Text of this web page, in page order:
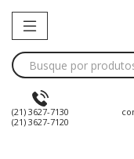
(21) 3627-7130
(21) 3627-7120